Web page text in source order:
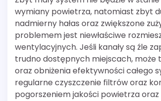
wymiany powietrza, natomiast zbyt
nadmierny hałas oraz zwiększone
problemem jest niewłaściwe
wentylacyjnych. Jeśli kanały są źle
trudno dostępnych miejscach, może
oraz obniżenia efektywności całego
regularne czyszczenie filtrów oraz
pogorszeniem jakości powietrza